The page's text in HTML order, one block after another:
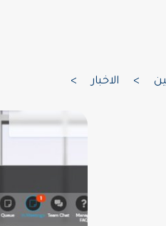
> الاخبار >